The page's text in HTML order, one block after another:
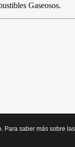
Gaseosos.
saber más sobre